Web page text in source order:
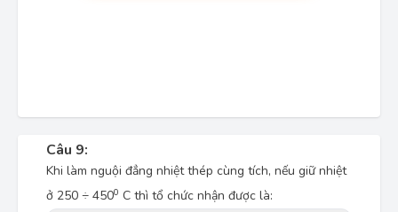
Câu 9:
Khi làm nguội đẳng nhiệt thép cùng tích, nếu giữ nhiệt
ở 250 ÷ 4500 C thì tổ chức nhận được là: